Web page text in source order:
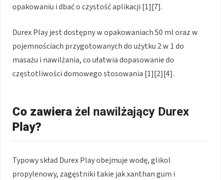
opakowaniu i dbać o czystość aplikacji [1][7].
Durex Play jest dostępny w opakowaniach 50 ml oraz w
pojemnościach przygotowanych do użytku 2 w 1 do
masażu i nawilżania, co ułatwia dopasowanie do
częstotliwości domowego stosowania [1][2][4].
Co zawiera żel nawilżający Durex
Play?
Typowy skład Durex Play obejmuje wodę, glikol
propylenowy, zagęstniki takie jak xanthan gum i